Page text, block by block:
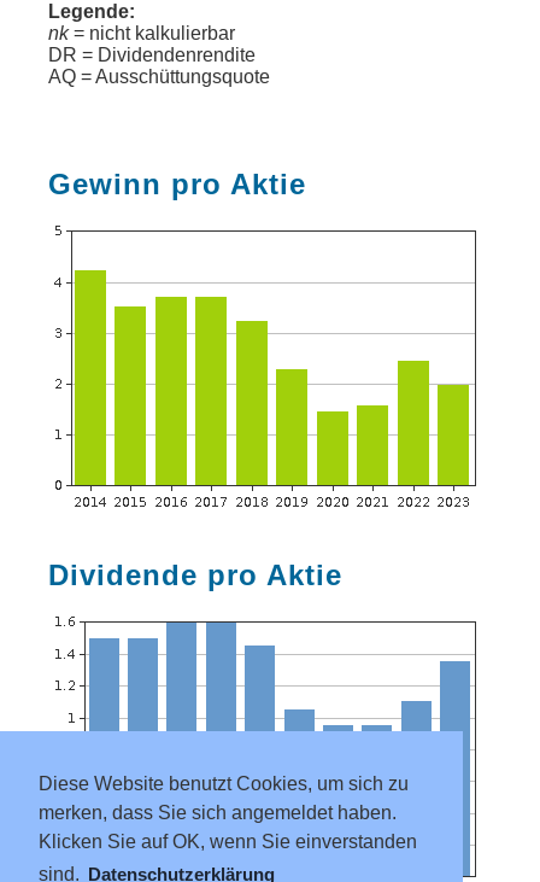
Diese Website benutzt Cookies, um sich zu
merken, dass Sie sich angemeldet haben.
Klicken Sie auf OK, wenn Sie einverstanden
sind. Datenschutzerklärung
Legende:
nk= nicht kalkulierbar
DR = Dividendenrendite
AQ = Ausschüttungsquote
Gewinn pro Aktie
Dividende pro Aktie